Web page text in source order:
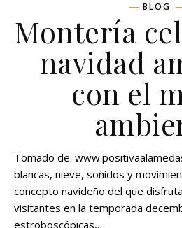
BLOG
Montería
navidad
con el
Tomado de:
blancas, nieve, sonidos y
concepto navideño del que
visitantes en la temporada
estroboscópicas,…